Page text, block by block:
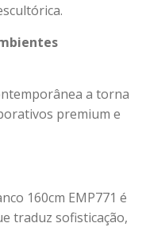
a torna
premium e
160cm EMP771 é
traduz sofisticação,